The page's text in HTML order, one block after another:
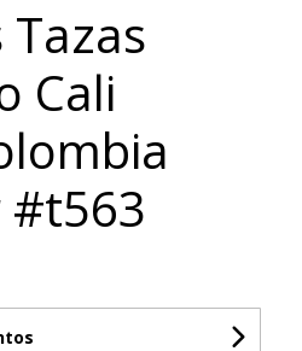
Cali
#t563